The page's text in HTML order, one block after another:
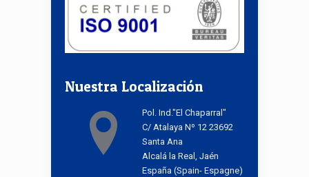
Nuestra Localización
Pol. Ind."El Chaparral"
C/ Atalaya Nº 12 23692
Santa Ana
Alcalá la Real, Jaén
España (Spain- Espagne)